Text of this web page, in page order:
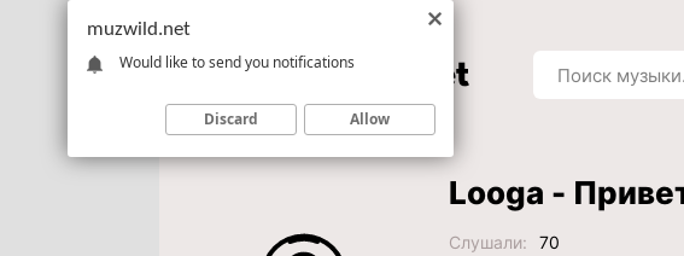
Looga -
Слушали:
70
muzwild.net
Would like to send you notifications
Discard Allow